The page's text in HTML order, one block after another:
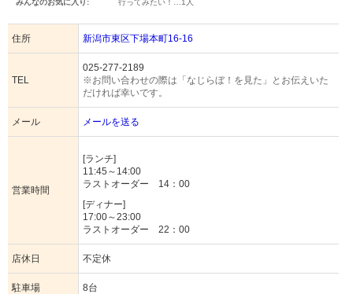
みんなのお気に入り: 行ってみたい！… 1人
住所 新潟市東区下場本町16-16
TEL
025-277-2189
※お問い合わせの際は「なじらぼ！を見た」とお伝えいた
だければ幸いです。
メール メールを送る
営業時間
[ランチ]
11:45～14:00
ラストオーダー 14：00
[ディナー]
17:00～23:00
ラストオーダー 22：00
店休日 不定休
駐車場 8台